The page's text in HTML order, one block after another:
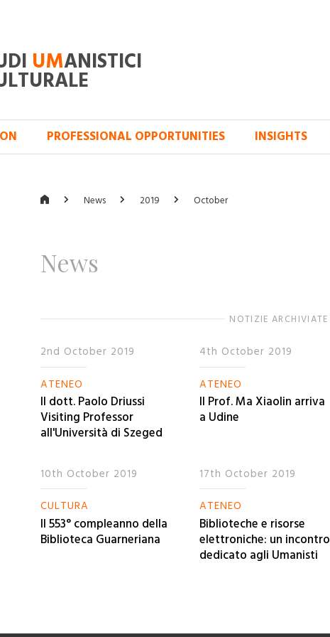
UMANISTICI
PROFESSIONAL OPPORTUNITIES INSIGHTS
News 2019 October
News
NOTIZIE ARCHIVIATE
2nd October 2019
ATENEO
Il dott. Paolo Driussi
Visiting Professor
all'Università di Szeged
4th October 2019
ATENEO
Il Prof. Ma Xiaolin arriva
a Udine
10th October 2019
CULTURA
Il 553° compleanno della
Biblioteca Guarneriana
17th October 2019
ATENEO
Biblioteche e risorse
elettroniche: un incontro
dedicato agli Umanisti